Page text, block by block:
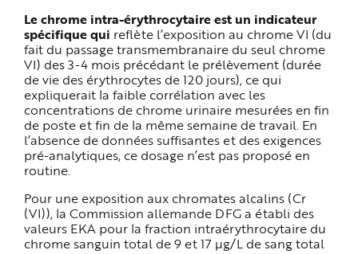
Le chrome intra-érythrocytaire est un indicateur
spécifique qui reflète l’exposition au chrome VI (du
fait du passage transmembranaire du seul chrome
VI) des 3-4 mois précédant le prélèvement (durée
de vie des érythrocytes de 120 jours), ce qui
expliquerait la faible corrélation avec les
concentrations de chrome urinaire mesurées en fin
de poste et fin de la même semaine de travail. En
l’absence de données suffisantes et des exigences
pré-analytiques, ce dosage n’est pas proposé en
routine.
Pour une exposition aux chromates alcalins (Cr
(VI)), la Commission allemande DFG a établi des
valeurs EKA pour la fraction intraérythrocytaire du
chrome sanguin total de 9 et 17 µg/L de sang total